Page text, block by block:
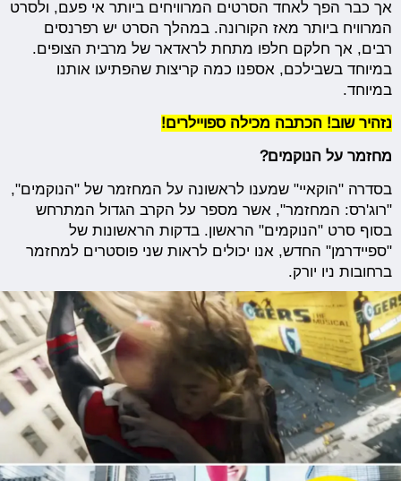
אך כבר הפך לאחד הסרטים המרוויחים ביותר אי פעם, ולסרט
המרוויח ביותר מאז הקורונה. במהלך הסרט יש רפרנסים
רבים, אך חלקם חלפו מתחת לראדאר של מרבית הצופים.
במיוחד בשבילכם, אספנו כמה קריצות שהפתיעו אותנו
במיוחד.
נזהיר שוב! הכתבה מכילה ספויילרים!
מחזמר על הנוקמים?
בסדרה "הוקאיי" שמענו לראשונה על המחזמר של "הנוקמים",
"רוג'רס: המחזמר", אשר מספר על הקרב הגדול המתרחש
בסוף סרט "הנוקמים" הראשון. בדקות הראשונות של
"ספיידרמן" החדש, אנו יכולים לראות שני פוסטרים למחזמר
ברחובות ניו יורק.